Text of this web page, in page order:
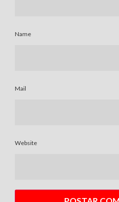
Name
Mail
Website